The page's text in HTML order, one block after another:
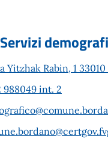
Yitzhak Rabin, 1
988049 int. 2